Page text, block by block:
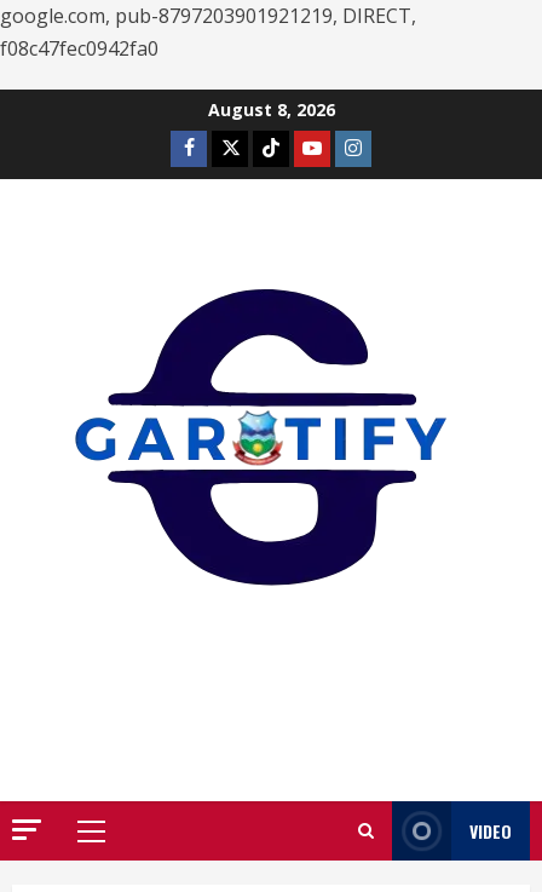
google.com, pub-8797203901921219, DIRECT,
f08c47fec0942fa0
August 8, 2026
Facebook
TwitterTiktokYoutubeInstagram
Primary
VIDEO